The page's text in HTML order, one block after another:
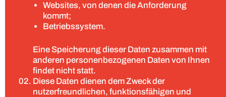
Websites, von denen die Anforderung
kommt;
Betriebssystem.
Eine Speicherung dieser Daten zusammen mit
anderen personenbezogenen Daten von Ihnen
findet nicht statt.
Diese Daten dienen dem Zweck der
nutzerfreundlichen, funktionsfähigen und